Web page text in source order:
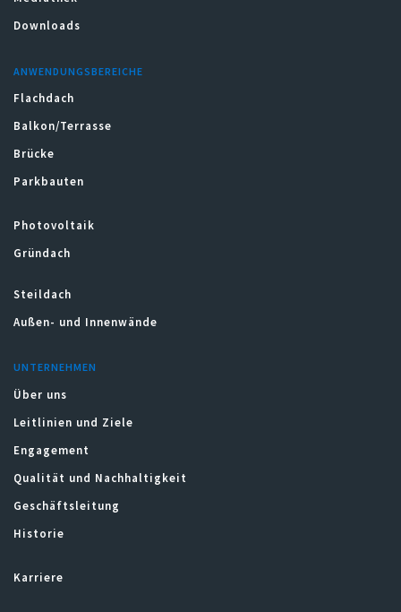
Downloads
ANWENDUNGSBEREICHE
Flachdach
Balkon/Terrasse
Brücke
Parkbauten
Photovoltaik
Gründach
Steildach
Außen- und Innenwände
UNTERNEHMEN
Über uns
Leitlinien und Ziele
Engagement
Qualität und Nachhaltigkeit
Geschäftsleitung
Historie
Karriere